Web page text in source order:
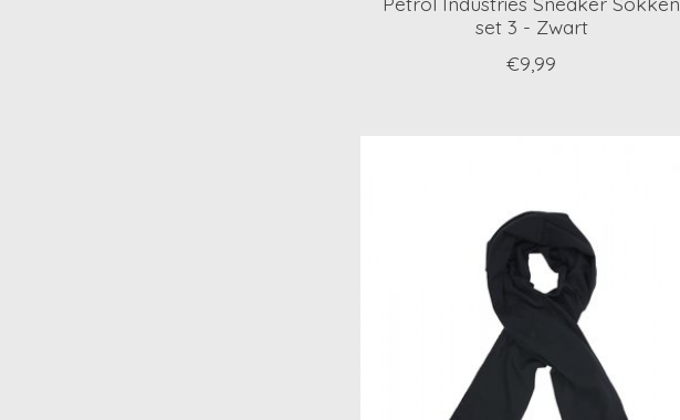
set 3 - Zwart
€9,99